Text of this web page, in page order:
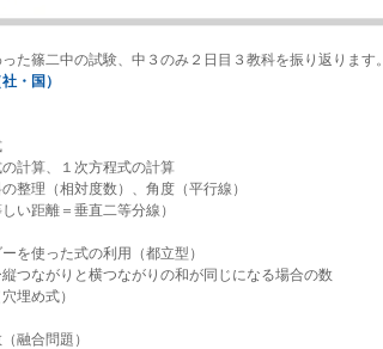
た篠二中の試験、中３のみ２日目３教科を振り返ります。
・国）
計算、１次方程式の計算
整理（相対度数）、角度（平行線）
い距離＝垂直二等分線）
を使った式の利用（都立型）
縦つながりと横つながりの和が同じになる場合の数
埋め式）
融合問題）